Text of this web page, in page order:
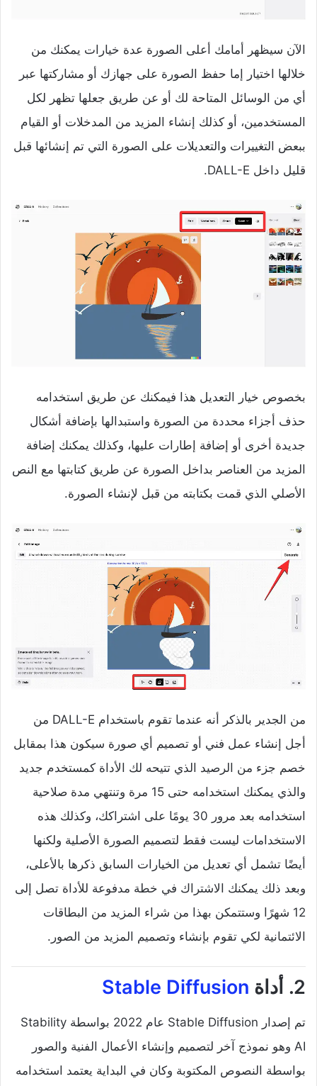
الآن سيظهر أمامك أعلى الصورة عدة خيارات يمكنك من
خلالها اختيار إما حفظ الصورة على جهازك أو مشاركتها عبر
أي من الوسائل المتاحة لك أو عن طريق جعلها تظهر لكل
المستخدمين، أو كذلك إنشاء المزيد من المدخلات أو القيام
ببعض التغييرات والتعديلات على الصورة التي تم إنشائها قبل
قليل داخل DALL-E.
بخصوص خيار التعديل هذا فيمكنك عن طريق استخدامه
حذف أجزاء محددة من الصورة واستبدالها بإضافة أشكال
جديدة أخرى أو إضافة إطارات عليها، وكذلك يمكنك إضافة
المزيد من العناصر بداخل الصورة عن طريق كتابتها مع النص
الأصلي الذي قمت بكتابته من قبل لإنشاء الصورة.
من الجدير بالذكر أنه عندما تقوم باستخدام DALL-E من
أجل إنشاء عمل فني أو تصميم أي صورة سيكون هذا بمقابل
خصم جزء من الرصيد الذي تتيحه لك الأداة كمستخدم جديد
والذي يمكنك استخدامه حتى 15 مرة وتنتهي مدة صلاحية
استخدامه بعد مرور 30 يومًا على اشتراكك، وكذلك هذه
الاستخدامات ليست فقط لتصميم الصورة الأصلية ولكنها
أيضًا تشمل أي تعديل من الخيارات السابق ذكرها بالأعلى،
وبعد ذلك يمكنك الاشتراك في خطة مدفوعة للأداة تصل إلى
12 شهرًا وستتمكن بهذا من شراء المزيد من البطاقات
الائتمانية لكي تقوم بإنشاء وتصميم المزيد من الصور.
2. أداة Stable Diffusion
تم إصدار Stable Diffusion عام 2022 بواسطة Stability
AI وهو نموذج آخر لتصميم وإنشاء الأعمال الفنية والصور
بواسطة النصوص المكتوبة وكان في البداية يعتمد استخدامه